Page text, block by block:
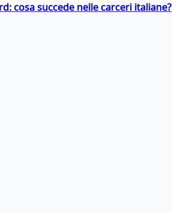
cosa succede nelle carceri italiane?